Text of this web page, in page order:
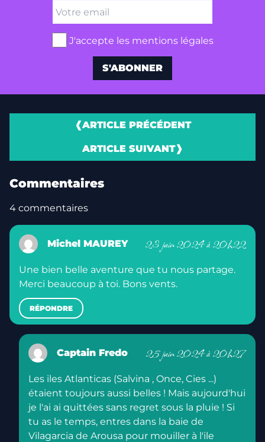
J'accepte les mentions légales
❰ARTICLE PRÉCÉDENT
Du soleil , enfin !
2024
ARTICLE SUIVANT❱
Les petits trucs du navigateur solitaire
Commentaires
4 commentaires
Michel MAUREY 23 juin 2024 à 20h22
Une bien belle aventure que tu nous partage.
Merci beaucoup à toi. Bons vents.
RÉPONDRE
Captain Fredo 25 juin 2024 à 20h27
Les iles Atlanticas (Salvina , Once, Cies ...)
étaient toujours aussi belles ! Mais aujourd'hui
je l'ai ai quittées sans regret sous la pluie ! Si
tu as le temps, entres dans la baie de
Vilagarcia de Arousa pour mouiller à l'ile